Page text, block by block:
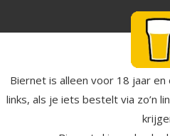
Biernet is alleen voor 18 jaar
links, als je iets bestelt via zo’n